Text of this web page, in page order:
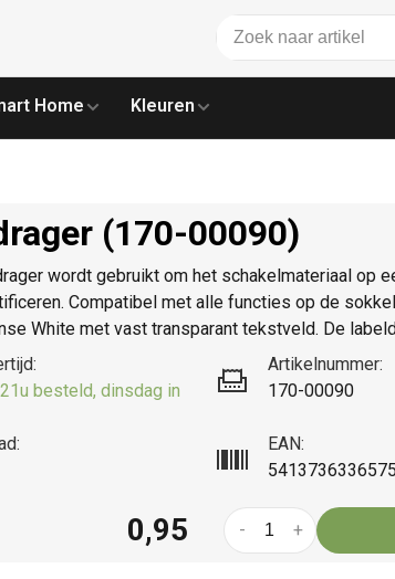
Home Kleuren
(170-00090)
wordt gebruikt om het schakelmateriaal op
Compatibel met alle functies op de
White met vast transparant tekstveld. De
besteld, dinsdag in
Artikelnummer:
170-00090
EAN:
5413736336575
0,95 +
-